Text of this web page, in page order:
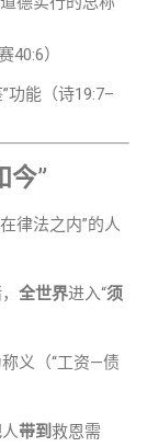
40:6）
功能（诗19:7–
今”
律法之内”的人
全世界进入“须
义（“工资—债
带到救恩需